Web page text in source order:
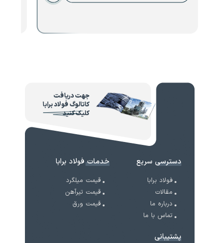
جهت دریافت
کاتالوگ فولاد برابا
کلیک کنید
دسترسی سریع
فولاد برابا
مقالات
درباره ما
تماس با ما
خدمات فولاد برابا
قیمت میلگرد
قیمت تیرآهن
قیمت ورق
پشتیبانی